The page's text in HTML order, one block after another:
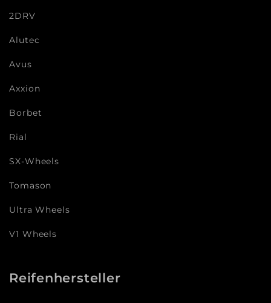
2DRV
Alutec
Avus
Axxion
Borbet
Rial
SX-Wheels
Tomason
Ultra Wheels
V1 Wheels
Reifenhersteller